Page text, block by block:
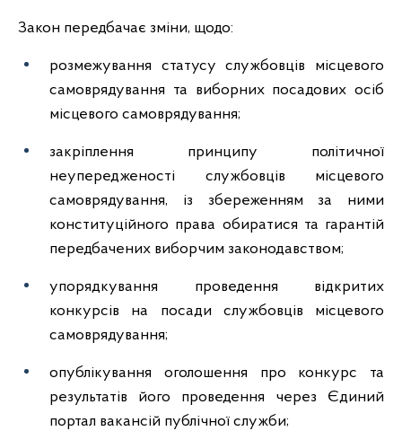
Закон передбачає зміни, щодо:
розмежування статусу службовців місцевого
самоврядування та виборних посадових осіб
місцевого самоврядування;
закріплення принципу політичної
неупередженості службовців місцевого
самоврядування, із збереженням за ними
конституційного права обиратися та гарантій
передбачених виборчим законодавством;
упорядкування проведення відкритих
конкурсів на посади службовців місцевого
самоврядування;
опублікування оголошення про конкурс та
результатів його проведення через Єдиний
портал вакансій публічної служби;